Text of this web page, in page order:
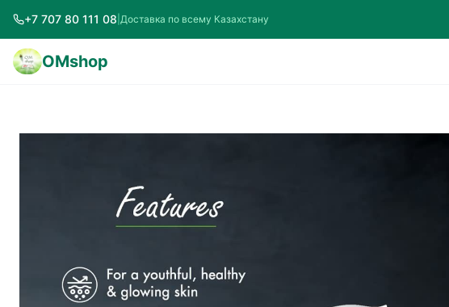
+7 707 80 111 08 Доставка по всему Казахстану
OMshop